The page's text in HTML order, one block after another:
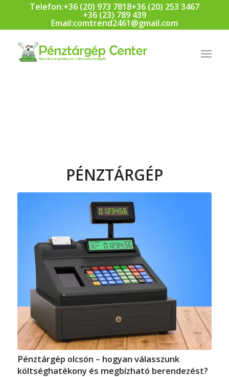
Telefon:+36 (20) 973 7818+36 (20) 253 3467
+36 (23) 789 439
Email:comtrend2461@gmail.com
Pénztárgép olcsón – hogyan válasszunk
költséghatékony és megbízható berendezést?